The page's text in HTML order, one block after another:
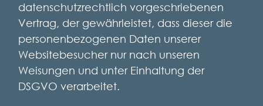
datenschutzrechtlich vorgeschriebenen
Vertrag, der gewährleistet, dass dieser die
personenbezogenen Daten unserer
Websitebesucher nur nach unseren
Weisungen und unter Einhaltung der
DSGVO verarbeitet.